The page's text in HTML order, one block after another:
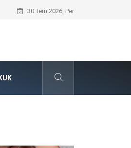
Seat Yedek Parça Dünyasında Kalite
30 Tem 2026, Per